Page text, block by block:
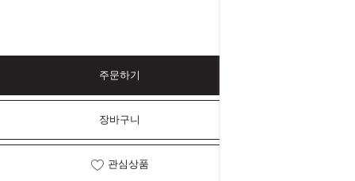
주문하기
장바구니
관심상품